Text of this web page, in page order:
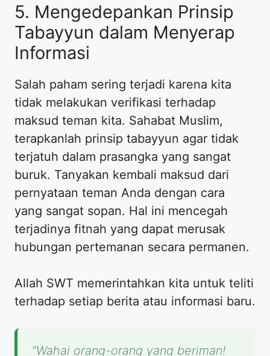
5. Mengedepankan Prinsip
Tabayyun dalam Menyerap
Informasi
Salah paham sering terjadi karena kita
tidak melakukan verifikasi terhadap
maksud teman kita. Sahabat Muslim,
terapkanlah prinsip tabayyun agar tidak
terjatuh dalam prasangka yang sangat
buruk. Tanyakan kembali maksud dari
pernyataan teman Anda dengan cara
yang sangat sopan. Hal ini mencegah
terjadinya fitnah yang dapat merusak
hubungan pertemanan secara permanen.
Allah SWT memerintahkan kita untuk teliti
terhadap setiap berita atau informasi baru.
“Wahai orang-orang yang beriman!